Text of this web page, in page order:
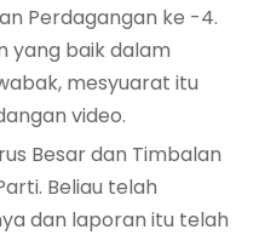
Perdagangan ke -4.
yang baik dalam
mesyuarat itu
video.
Besar dan Timbalan
Beliau telah
dan laporan itu telah